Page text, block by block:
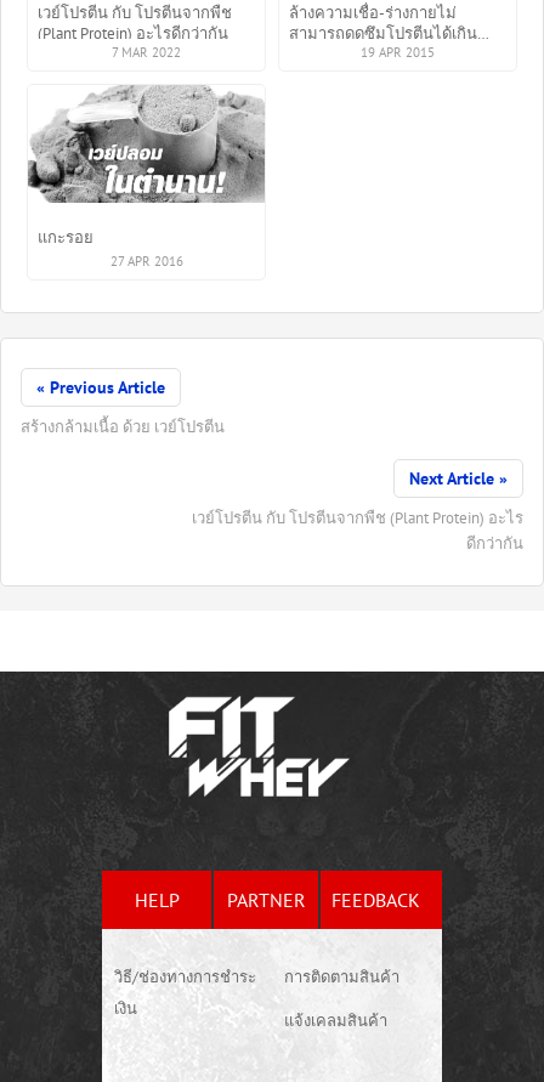
เวย์โปรตีน กับ โปรตีนจากพืช
(Plant Protein) อะไรดีกว่ากัน
7 MAR 2022
ล้างความเชื่อ-ร่างกายไม่
สามารถดูดซึมโปรตีนได้เกิน
30กรัมต่อมื้อ19 APR 2015
แกะรอย
27 APR 2016
« Previous Article
สร้างกล้ามเนื้อ ด้วย เวย์โปรตีน
Next Article »
เวย์โปรตีน กับ โปรตีนจากพืช (Plant Protein) อะไร
ดีกว่ากัน
HELP PARTNER FEEDBACK
วิธี/ช่องทางการชำระ
เงิน
การติดตามสินค้า
แจ้งเคลมสินค้า